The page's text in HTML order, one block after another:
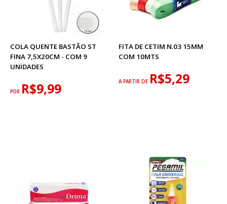
COLA QUENTE BASTÃO ST
FINA 7,5X20CM - COM 9
UNIDADES
POR R$9,99
FITA DE CETIM N.03 15MM
COM 10MTS
A PARTIR DE R$5,29